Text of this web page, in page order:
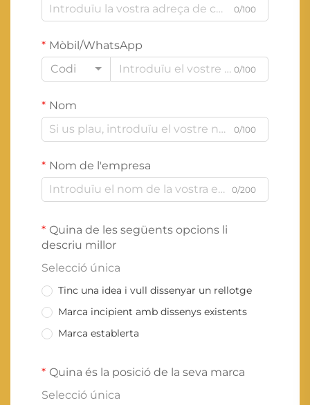
0/100
Mòbil/WhatsApp
Codi
0/100
Nom
0/100
Nom de l'empresa
0/200
Quina de les següents opcions li
descriu millor
Selecció única
Tinc una idea i vull dissenyar un rellotge
Marca incipient amb dissenys existents
Marca establerta
Quina és la posició de la seva marca
Selecció única